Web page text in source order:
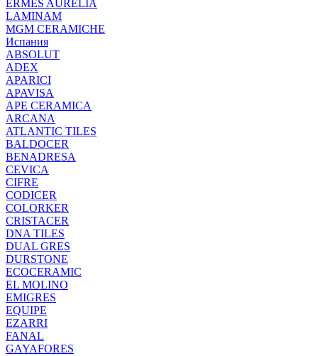
ERMES AURELIA
LAMINAM
MGM CERAMICHE
Испания
ABSOLUT
ADEX
APARICI
APAVISA
APE CERAMICA
ARCANA
ATLANTIC TILES
BALDOCER
BENADRESA
CEVICA
CIFRE
CODICER
COLORKER
CRISTACER
DNA TILES
DUAL GRES
DURSTONE
ECOCERAMIC
EL MOLINO
EMIGRES
EQUIPE
EZARRI
FANAL
GAYAFORES